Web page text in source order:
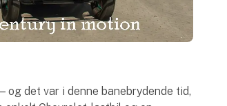
det var i denne banebrydende tid,